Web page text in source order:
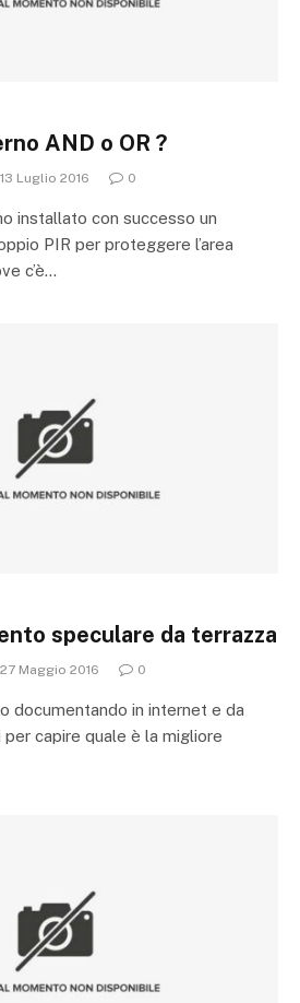
AND o OR ?
13 Luglio 2016 0
installato con successo un
PIR per proteggere l’area
c’è…
speculare da terrazza
27 Maggio 2016 0
documentando in internet e da
capire quale è la migliore